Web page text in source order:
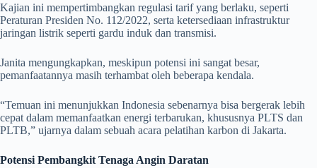
Kajian ini mempertimbangkan regulasi tarif yang berlaku, seperti
Peraturan Presiden No. 112/2022, serta ketersediaan infrastruktur
jaringan listrik seperti gardu induk dan transmisi.
Janita mengungkapkan, meskipun potensi ini sangat besar,
pemanfaatannya masih terhambat oleh beberapa kendala.
“Temuan ini menunjukkan Indonesia sebenarnya bisa bergerak lebih
cepat dalam memanfaatkan energi terbarukan, khususnya PLTS dan
PLTB,” ujarnya dalam sebuah acara pelatihan karbon di Jakarta.
Potensi Pembangkit Tenaga Angin Daratan